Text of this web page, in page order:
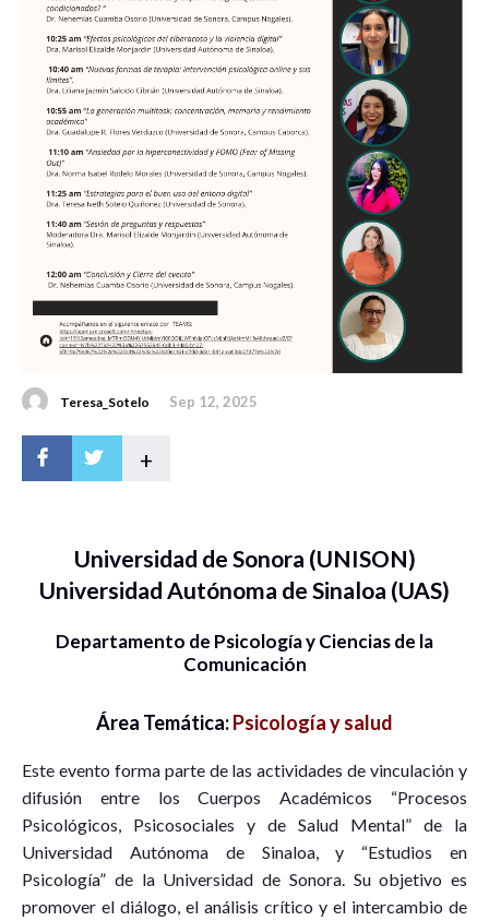
Teresa_Sotelo Sep 12, 2025
+
Universidad de Sonora (UNISON)
Universidad Autónoma de Sinaloa (UAS)
Departamento de Psicología y Ciencias de la
Comunicación
Área Temática:Psicología y salud
Este evento forma parte de las actividades de vinculación y
difusión entre los Cuerpos Académicos “Procesos
Psicológicos, Psicosociales y de Salud Mental” de la
Universidad Autónoma de Sinaloa, y “Estudios en
Psicología” de la Universidad de Sonora. Su objetivo es
promover el diálogo, el análisis crítico y el intercambio de